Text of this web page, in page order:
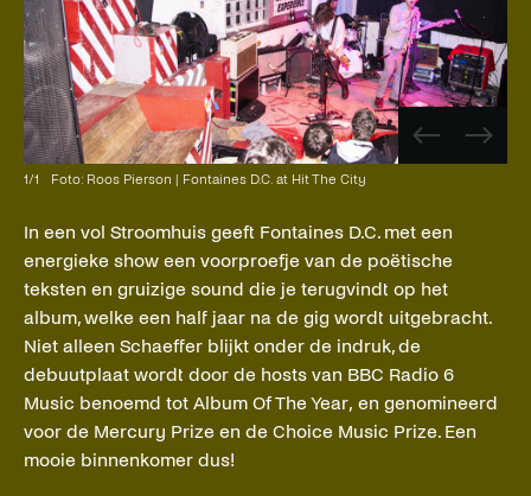
Vorige
afbeelding
1/1 Foto: Roos Pierson | Fontaines D.C. at Hit The City
In een vol Stroomhuis geeft Fontaines D.C. met een
energieke show een voorproefje van de poëtische
teksten en gruizige sound die je terugvindt op het
album, welke een half jaar na de gig wordt uitgebracht.
Niet alleen Schaeffer blijkt onder de indruk, de
debuutplaat wordt door de hosts van BBC Radio 6
Music benoemd tot Album Of The Year, en genomineerd
voor de Mercury Prize en de Choice Music Prize. Een
mooie binnenkomer dus!